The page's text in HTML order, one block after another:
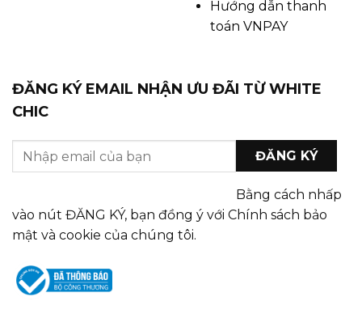
Hướng dẫn thanh
toán VNPAY
ĐĂNG KÝ EMAIL NHẬN ƯU ĐÃI TỪ WHITE
CHIC
Bằng cách nhấp
vào nút ĐĂNG KÝ, bạn đồng ý với Chính sách bảo
mật và cookie của chúng tôi.